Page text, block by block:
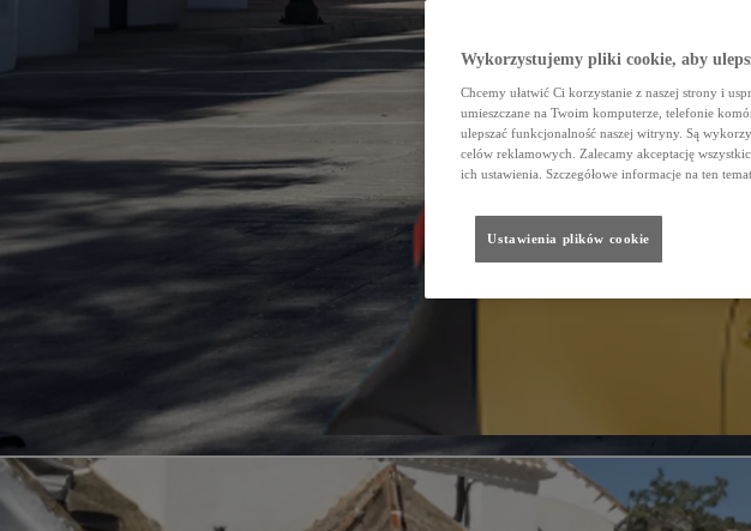
Wykorzystujemy pliki cookie, aby
Chcemy ułatwić Ci korzystanie z naszej strony i
umieszczane na Twoim komputerze, telefonie
ulepszać funkcjonalność naszej witryny. Są
celów reklamowych. Zalecamy akceptację
ich ustawienia. Szczegółowe informacje na ten
Ustawienia plików cookie